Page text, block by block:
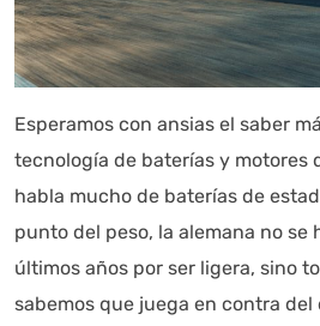
Esperamos con ansias el saber
tecnología de baterías y motores
habla mucho de baterías de
punto del peso, la alemana no se
últimos años por ser ligera, sino
sabemos que juega en contra